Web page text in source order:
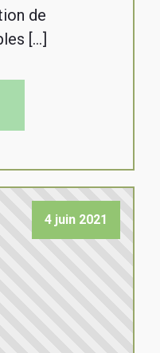
de
[…]
4 juin 2021